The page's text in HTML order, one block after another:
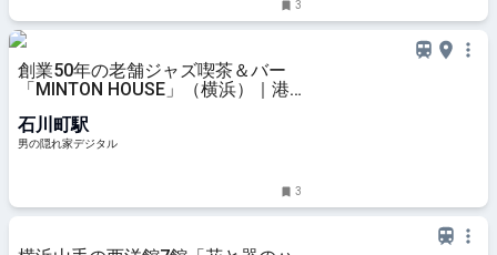
3
創業50年の老舗ジャズ喫茶＆バー
「MINTON HOUSE」（横浜）｜港
デジタル
石川町駅
男の隠れ家デジタル
3